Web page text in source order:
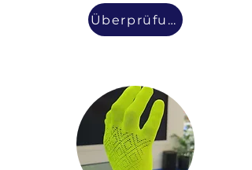
Überprüfung